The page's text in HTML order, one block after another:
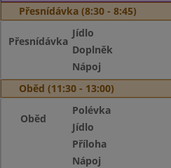
Přesnídávka (8:30 - 8:45)
Přesnídávka
Jídlo
Doplněk
Nápoj
Oběd (11:30 - 13:00)
Oběd
Polévka
Jídlo
Příloha
Nápoj